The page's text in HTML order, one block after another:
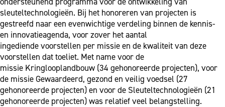
sleuteltechnologieën. Bij het honoreren van projecten is
gestreefd naar een evenwichtige verdeling binnen de kennis-
en innovatieagenda, voor zover het aantal
ingediende voorstellen per missie en de kwaliteit van deze
voorstellen dat toeliet. Met name voor de
missie Kringlooplandbouw (34 gehonoreerde projecten), voor
de missie Gewaardeerd, gezond en veilig voedsel (27
gehonoreerde projecten) en voor de Sleuteltechnologieën (21
gehonoreerde projecten) was relatief veel belangstelling.